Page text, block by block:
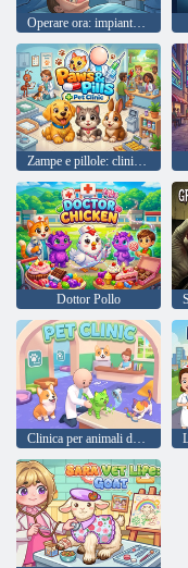
Zampe e pillole: clinica per animali domestici
Dottor Pollo
Clinica per animali domestici